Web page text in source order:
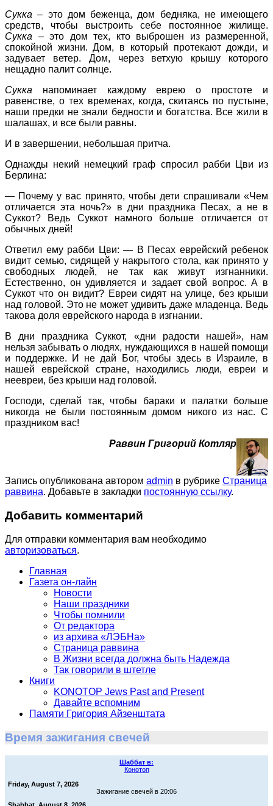
Сукка – это дом беженца, дом бедняка, не имеющего
средств, чтобы выстроить себе постоянное жилище.
Сукка – это дом тех, кто выброшен из размеренной,
спокойной жизни. Дом, в который протекают дожди, и
задувает ветер. Дом, через ветхую крышу которого
нещадно палит солнце.
Сукка напоминает каждому еврею о простоте и
равенстве, о тех временах, когда, скитаясь по пустыне,
наши предки не знали бедности и богатства. Все жили в
шалашах, и все были равны.
И в завершении, небольшая притча.
Однажды некий немецкий граф спросил рабби Цви из
Берлина:
— Почему у вас принято, чтобы дети спрашивали «Чем
отличается эта ночь?» в дни праздника Песах, а не в
Суккот? Ведь Суккот намного больше отличается от
обычных дней!
Ответил ему рабби Цви: — В Песах еврейский ребенок
видит семью, сидящей у накрытого стола, как принято у
свободных людей, не так как живут изгнанники.
Естественно, он удивляется и задает свой вопрос. А в
Суккот что он видит? Евреи сидят на улице, без крыши
над головой. Это не может удивить даже младенца. Ведь
такова доля еврейского народа в изгнании.
В дни праздника Суккот, «дни радости нашей», нам
нельзя забывать о людях, нуждающихся в нашей помощи
и поддержке. И не дай Бог, чтобы здесь в Израиле, в
нашей еврейской стране, находились люди, евреи и
неевреи, без крыши над головой.
Господи, сделай так, чтобы бараки и палатки больше
никогда не были постоянным домом никого из нас. С
праздником вас!
Раввин Григорий Котляр
Запись опубликована автором admin в рубрике Страница
раввина. Добавьте в закладки постоянную ссылку.
Добавить комментарий
Для отправки комментария вам необходимо
авторизоваться.
Главная
Газета он-лайн
Новости
Наши праздники
Чтобы помнили
От редактора
из архива «ЛЭБНа»
Страница раввина
В Жизни всегда должна быть Надежда
Так говорили в штетле
Книги
KONOTOP Jews Past and Present
Давайте вспомним
Памяти Григория Айзенштата
Время зажигания свечей
Шаббат в:
Конотоп
Friday, August 7, 2026
Зажигание свечей в 20:06